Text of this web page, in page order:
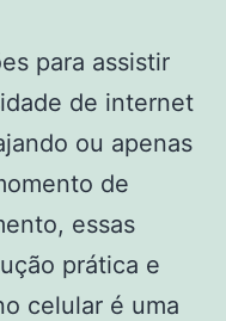
para assistir
de internet
ou apenas
de
essas
prática e
celular é uma